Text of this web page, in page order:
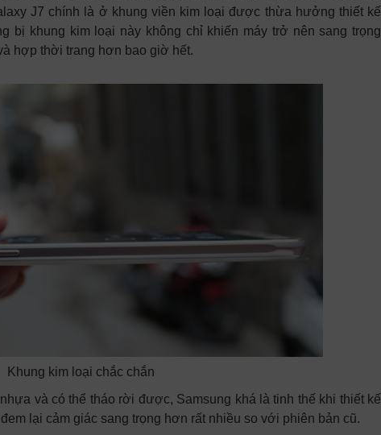
J7 chính là ở khung viền kim loại được thừa hưởng thiết kế
bị khung kim loại này không chỉ khiến máy trở nên sang trọng
hợp thời trang hơn bao giờ hết.
Khung kim loại chắc chắn
và có thể tháo rời được, Samsung khá là tinh thế khi thiết kế
lại cảm giác sang trọng hơn rất nhiều so với phiên bản cũ.